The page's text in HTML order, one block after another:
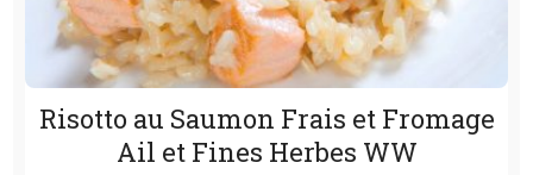
Risotto au Saumon Frais et Fromage
Ail et Fines Herbes WW